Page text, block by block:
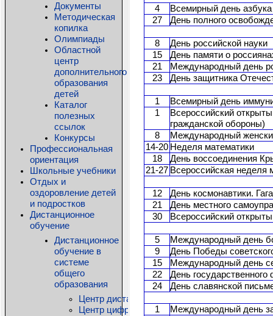
Документы
Методическая
копилка
Олимпиады
Областной
центр
дополнительного
образования
детей
Каталог
полезных
ссылок
Конкурсы
Профессиональная
ориентация
Школьные учебники
Отдых и
оздоровление детей
и подростков
Дистанционное
обучение
Дистанционное
обучение в
системе
общего
образования
Центр дистанционного образования детей-
Центр цифровых технологий КРИПКиПРО
4
Всемирный день
27
День полного
8
День российской науки
15
День памяти о
21
Международный день
23
День защитника
1
Всемирный день
1
Всероссийский
гражданской обороны)
8
Международный
14-20 Неделя математики
18
День воссоединения
21-27 Всероссийская
12
День космонавтики.
21
День местного
30
Всероссийский
5
Международный день
9
День Победы
15
Международный день
22
День
24
День славянской
1
Международный день